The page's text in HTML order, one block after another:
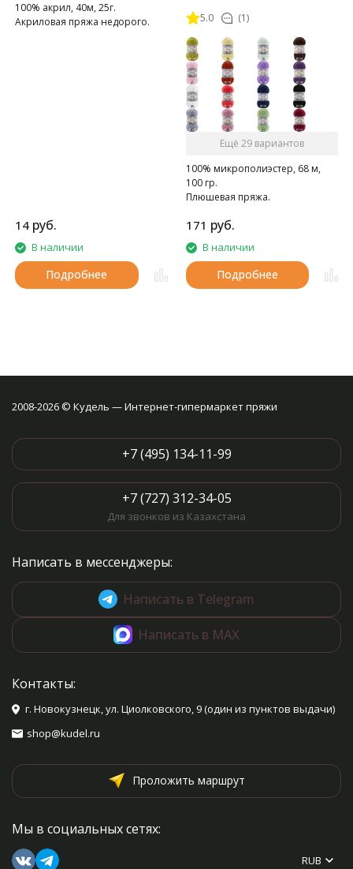
100% акрил, 40м, 25г.
Акриловая пряжа недорого.
14 руб.
В наличии
Подробнее
5.0 (1)
Ещё 29 вариантов
100% микрополиэстер, 68 м,
100 гр.
Плюшевая пряжа.
171 руб.
В наличии
Подробнее
2008-2026 © Кудель — Интернет-гипермаркет пряжи
+7 (495) 134-11-99
+7 (727) 312-34-05
Для звонков из Казахстана
Написать в мессенджеры:
Написать в Telegram
Написать в MAX
Контакты:
г. Новокузнецк, ул. Циолковского, 9 (один из пунктов выдачи)
shop@kudel.ru
Проложить маршрут
Мы в социальных сетях:
RUB